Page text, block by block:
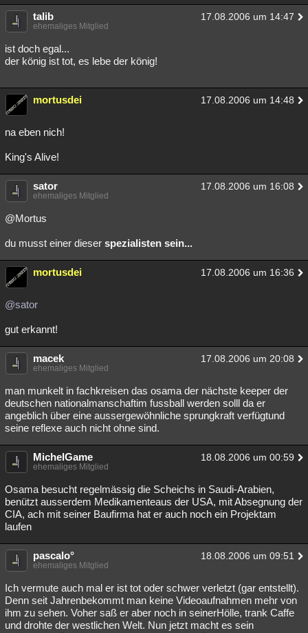
talib 17.08.2006 um 14:47
ehemaliges Mitglied
ist doch egal...
der könig ist tot, es lebe der könig!
mortusdei 17.08.2006 um 14:48
na eben nich!
King's Alive!
sator 17.08.2006 um 16:08
ehemaliges Mitglied
@Mortus
du musst einer dieser spezialisten sein...
mortusdei 17.08.2006 um 16:36
@sator
gut erkannt!
macek 17.08.2006 um 20:08
ehemaliges Mitglied
man munkelt in fachkreisen das osama der nächste keeper der
deutschen nationalmanschaftim fussball werden solll da er
angeblich über eine aussergewöhnliche sprungkraft verfügtund
seine reflexe auch nicht ohne sind.
MichelGame 18.08.2006 um 00:59
ehemaliges Mitglied
Osama besucht regelmässig die Scheichs in Saudi-Arabien,
benützt ausserdem Medikamenteaus der USA, mit Absegnung der
CIA, ach mit seiner Baufirma hat er auch noch ein Projektam
laufen
pascalo° 18.08.2006 um 09:51
ehemaliges Mitglied
Ich vermute auch mal er ist tot oder schwer verletzt (gar entstellt).
Denn seit Jahrenbekommt man keine Videoaufnahmen mehr von
ihm zu sehen. Voher saß er aber noch in seinerHölle, trank Caffe
und drohte der westlichen Welt. Nun jetzt macht es sein